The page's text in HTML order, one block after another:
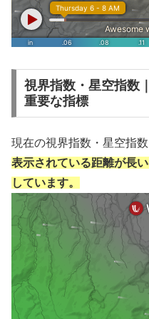
視界指数・星空指数
重要な指標
現在の視界指数・星空指数
表示されている距離が長
しています。